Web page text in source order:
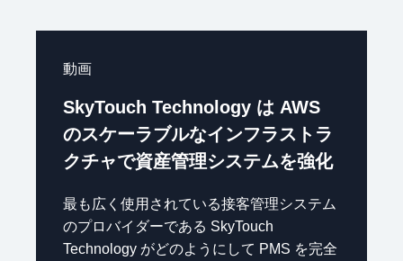
動画
SkyTouch Technology は AWS
のスケーラブルなインフラストラ
クチャで資産管理システムを強化
最も広く使用されている接客管理システム
のプロバイダーである SkyTouch
Technology がどのようにして PMS を完全